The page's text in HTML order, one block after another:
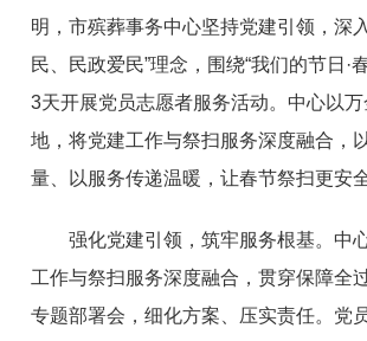
明，市殡葬事务中心坚持党建引领，深
民、民政爱民”理念，围绕“我们的节日·
3天开展党员志愿者服务活动。中心以
地，将党建工作与祭扫服务深度融合，
量、以服务传递温暖，让春节祭扫更安
强化党建引领，筑牢服务根基。中
工作与祭扫服务深度融合，贯穿保障全
专题部署会，细化方案、压实责任。党